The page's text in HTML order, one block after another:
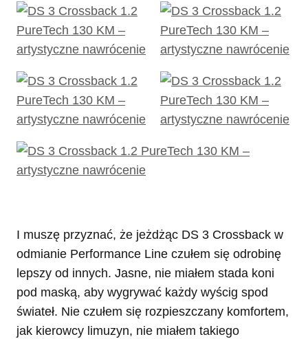
I muszę przyznać, że jeżdżąc DS 3 Crossback w
odmianie Performance Line czułem się odrobinę
lepszy od innych. Jasne, nie miałem stada koni
pod maską, aby wygrywać każdy wyścig spod
świateł. Nie czułem się rozpieszczany komfortem,
jak kierowcy limuzyn, nie miałem takiego